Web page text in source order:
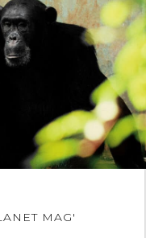
MAG'